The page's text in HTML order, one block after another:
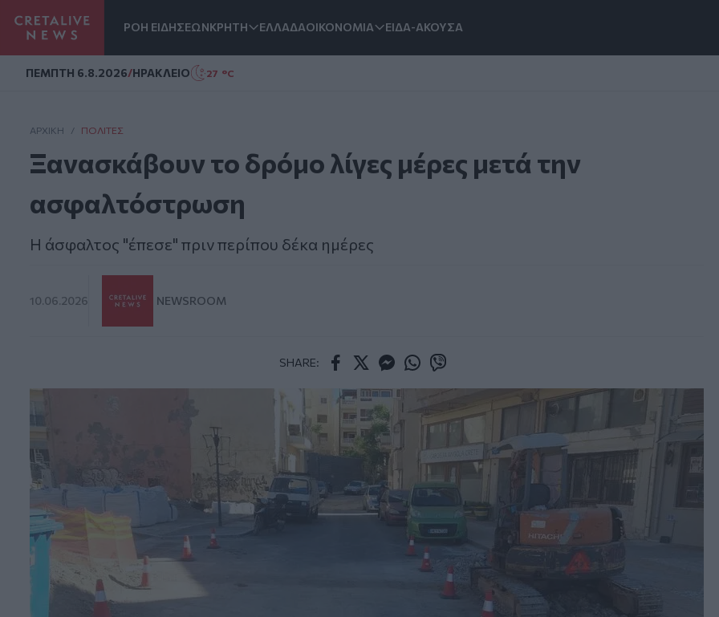
ΡΟΗ ΕΙΔΗΣΕΩΝΚΡΗΤΗ ΕΛΛΑΔΑΟΙΚΟΝΟΜΙΑ ΕΙΔΑ-ΑΚΟΥΣΑ
ΠΕΜΠΤΗ 6.8.2026/ΗΡΑΚΛΕΙΟ 27 °C
ΑΡΧΙΚΗ / ΠΟΛΊΤΕΣ
Ξανασκάβουν το δρόμο λίγες μέρες μετά την
ασφαλτόστρωση
Η άσφαλτος "έπεσε" πριν περίπου δέκα ημέρες
10.06.2026 NEWSROOM
SHARE: